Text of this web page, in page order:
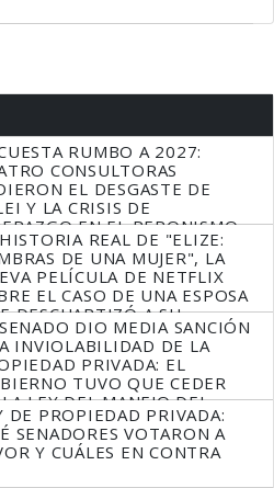
RUMBO A 2027:
CONSULTORAS
EL DESGASTE DE
Y LA CRISIS DE
EN EL PERONISMO
REAL DE "ELIZE:
DE UNA MUJER", LA
PELÍCULA DE NETFLIX
EL CASO DE UNA ESPOSA
DESCUARTIZÓ A SU
DIO MEDIA SANCIÓN
INVIOLABILIDAD DE LA
PRIVADA: EL
TUVO QUE CEDER
LEY DEL MANEJO DEL
DE PROPIEDAD PRIVADA:
SENADORES VOTARON A
Y CUÁLES EN CONTRA